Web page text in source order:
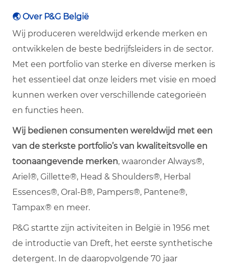
🌏 Over P&G België
Wij produceren wereldwijd erkende merken en
ontwikkelen de beste bedrijfsleiders in de sector.
Met een portfolio van sterke en diverse merken is
het essentieel dat onze leiders met visie en moed
kunnen werken over verschillende categorieën
en functies heen.
Wij bedienen consumenten wereldwijd met een
van de sterkste portfolio’s van kwaliteitsvolle en
toonaangevende merken, waaronder Always®,
Ariel®, Gillette®, Head & Shoulders®, Herbal
Essences®, Oral-B®, Pampers®, Pantene®,
Tampax® en meer.
P&G startte zijn activiteiten in België in 1956 met
de introductie van Dreft, het eerste synthetische
detergent. In de daaropvolgende 70 jaar